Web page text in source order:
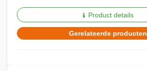
Product details
Gerelateerde producten